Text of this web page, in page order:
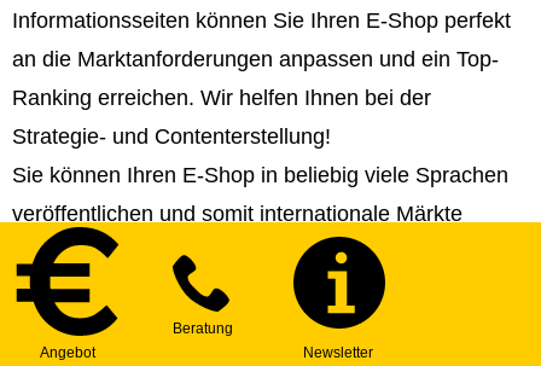
Informationsseiten können Sie Ihren E-Shop perfekt
an die Marktanforderungen anpassen und ein Top-
Ranking erreichen. Wir helfen Ihnen bei der
Strategie- und Contenterstellung!
Sie können Ihren E-Shop in beliebig viele Sprachen
veröffentlichen und somit internationale Märkte
erschließen.
Sie können Ihr E-Shop-System mit beliebig vielen
Onepages, Webseiten und Extranet-Anwendungen